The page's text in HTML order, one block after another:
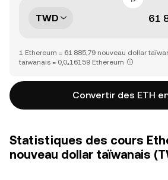
TWD
1 Ethereum = 61 885,79 nouveau dollar
taïwanais = 0,0₄16159 Ethereum
Convertir des ETH
Statistiques des cours
nouveau dollar taïwanais